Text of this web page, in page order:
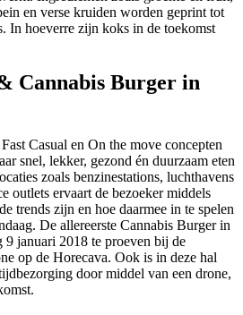
en verse kruiden worden geprint tot
In hoeverre zijn koks in de toekomst
Cannabis Burger in
Casual en On the move concepten
snel, lekker, gezond én duurzaam eten
zoals benzinestations, luchthavens
outlets ervaart de bezoeker middels
trends zijn en hoe daarmee in te spelen
De allereerste Cannabis Burger in
9 januari 2018 te proeven bij de
op de Horecava. Ook is in deze hal
door middel van een drone,